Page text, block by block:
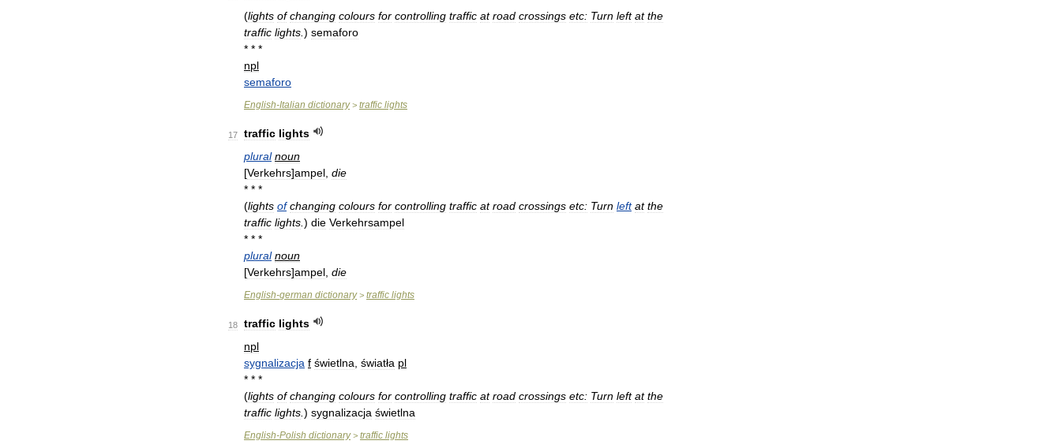
(lights of changing colours for controlling traffic at road crossings etc: Turn left at the
traffic lights ) semaforo
* * *
npl
semaforo
English-Italian dictionary> traffic lights
17 traffic lights
plural noun
[Verkehrs]ampel die
* * *
(lights of changing colours for controlling traffic at road crossings etc: Turn left at the
traffic lights ) die Verkehrsampel
* * *
plural noun
[Verkehrs]ampel die
English-german dictionary> traffic lights
18 traffic lights
npl
sygnalizacja f świetlna światła pl
* * *
(lights of changing colours for controlling traffic at road crossings etc: Turn left at the
traffic lights ) sygnalizacja świetlna
English-Polish dictionary> traffic lights